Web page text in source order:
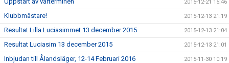
2015-12-21 15:46
Klubbmästare! 2015-12-13 21:19
Resultat Lilla Luciasimmet 13 december 2015 2015-12-13 21:04
Resultat Luciasim 13 december 2015 2015-12-13 21:01
Inbjudan till Ålandsläger, 12-14 Februari 2016 2015-11-30 10:19